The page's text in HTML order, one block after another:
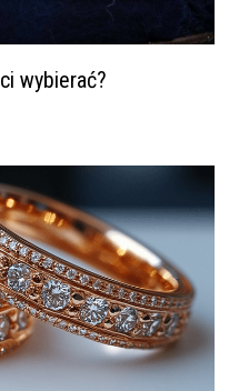
wybierać?